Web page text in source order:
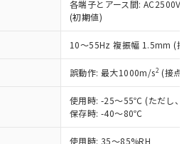
各端子とアース間: AC2500V
(初期値)
10～55Hz 複振幅 1.5mm (接
誤動作: 最大1000m/s2 (接点
使用時: -25～55℃ (ただし、氷
保存時: -40～80℃
使用時: 35～85%RH
了承ください。
および標準価格照会結果は、
き作成されるものであり、閲
時点での実際の在庫および標
期状況および標準価格はお客
引先、またはお客様担当のオ
ることがあります。
下、 水銀(Hg) 1000ppm以下、 カド
1000ppm以下、ポリ臭化ビフェニル
下、ポリ臭化ジフェニルエーテル類
下、フタル酸ビス(2-エチルヘキシ
DOP) 1000ppm以下、フタル酸ブチ
1000ppm以下、フタル酸ジブチル
以下、フタル酸ジイソブチル
です。当社販売部門へお問
基準値 (GB/T26572)：
Hg(水銀) : 1000ppm、 Cd(カドミウ
: 1000ppm、 PBBs(ポリ臭化ビフェ
PBDEs(ポリ臭化ジフェニルエーテ
これら貴社製品のうち、外国
び外国貿易法に定める商品
制貨物等」という）を輸出
外への提供する場合は、日本
輸出許可(または役務取引許
するなどの必要な手続きを
制貨物を破棄する場合は、完
要な手段を講じます。
数以上の在庫あり
数には満たないが在庫あり